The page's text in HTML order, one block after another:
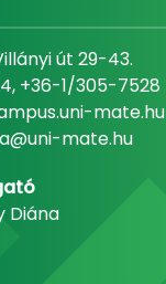
út 29-43.
+36-1/305-7528
mate.hu
mate.hu
Diána